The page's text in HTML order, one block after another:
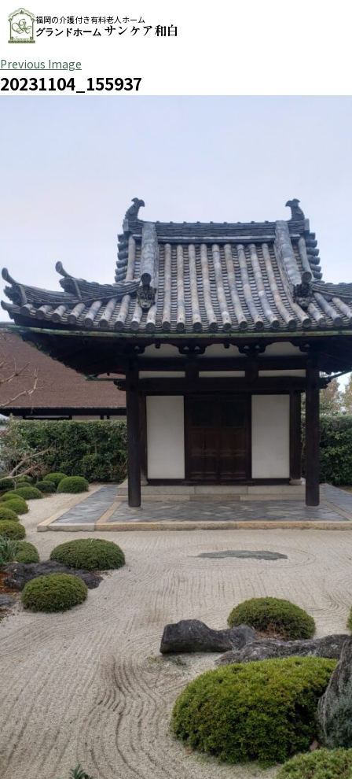
福岡の介護付き有料老人ホーム
グランドホーム サンケア和白
Previous Image
20231104_155937